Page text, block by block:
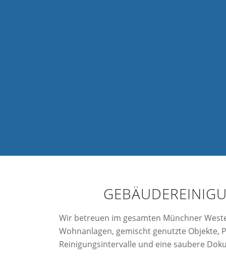
Wir betreuen im gesamten Münchner
Wohnanlagen, gemischt genutzte Objekte,
Reinigungsintervalle und eine saubere